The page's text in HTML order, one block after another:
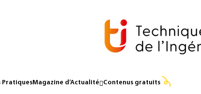
PratiquesMagazine d’Actualité Contenus gratuits